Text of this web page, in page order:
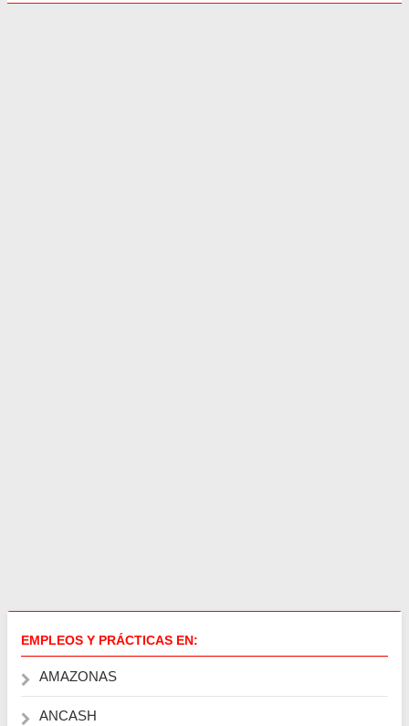
EMPLEOS Y PRÁCTICAS EN:
AMAZONAS
ANCASH